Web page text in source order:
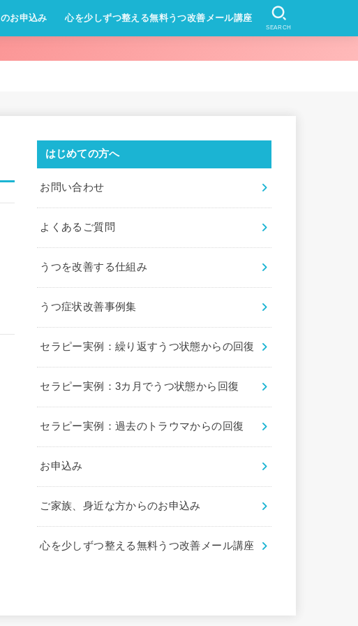
お申込み 心を少しずつ整える無料うつ改善メール講座
SEARCH
はじめての方へ
お問い合わせ
よくあるご質問
うつを改善する仕組み
うつ症状改善事例集
セラピー実例：繰り返すうつ状態からの回復
セラピー実例：3カ月でうつ状態から回復
セラピー実例：過去のトラウマからの回復
お申込み
ご家族、身近な方からのお申込み
心を少しずつ整える無料うつ改善メール講座